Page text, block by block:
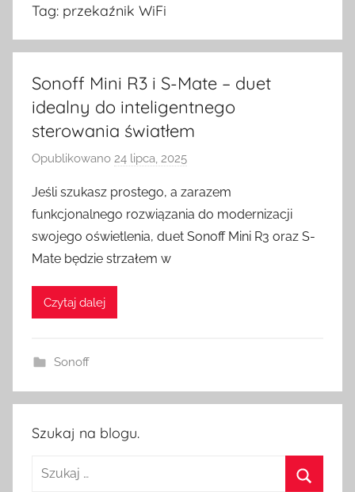
Tag: przekaźnik WiFi
Sonoff Mini R3 i S-Mate – duet
idealny do inteligentnego
sterowania światłem
Opublikowano 24 lipca, 2025
z
e
z
t
Jeśli szukasz prostego, a zarazem
funkcjonalnego rozwiązania do modernizacji
swojego oświetlenia, duet Sonoff Mini R3 oraz S-
Mate będzie strzałem w
Czytaj dalej
Sonoff
Szukaj na blogu.
Szukaj: